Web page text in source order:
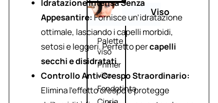
Viso
Palette
viso
Primer
viso
Fondotinta
Idratazione Intensa Senza
Appesantire:Fornisce un’idratazione
ottimale, lasciando i capelli morbidi,
setosi e leggeri. Perfetto percapelli
secchi e disidratati.
Controllo Anti-Crespo Straordinario:
Elimina l’effetto crespo e protegge